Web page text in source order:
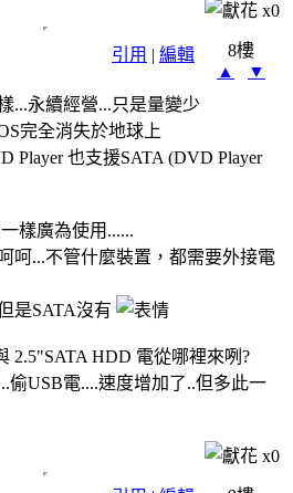
x0
引用 | 編輯
8樓
▲
▼
...永續經營...只是量變少
完全消失於地球上
也支援SATA (DVD Player
樣廣為使用......
呵...不管什麼裝置，都需要外接電
是SATA沒有
2.5"SATA HDD 電從哪裡來咧?
USB電....速度增加了..但多此一
x0